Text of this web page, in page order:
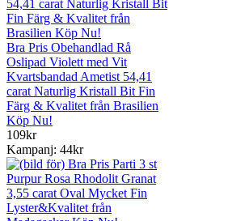
Bra Pris Obehandlad Rå
Oslipad Violett med Vit
Kvartsbandad Ametist 54,41
carat Naturlig Kristall Bit Fin
Färg & Kvalitet från Brasilien
Köp Nu!
109kr
Kampanj: 44kr